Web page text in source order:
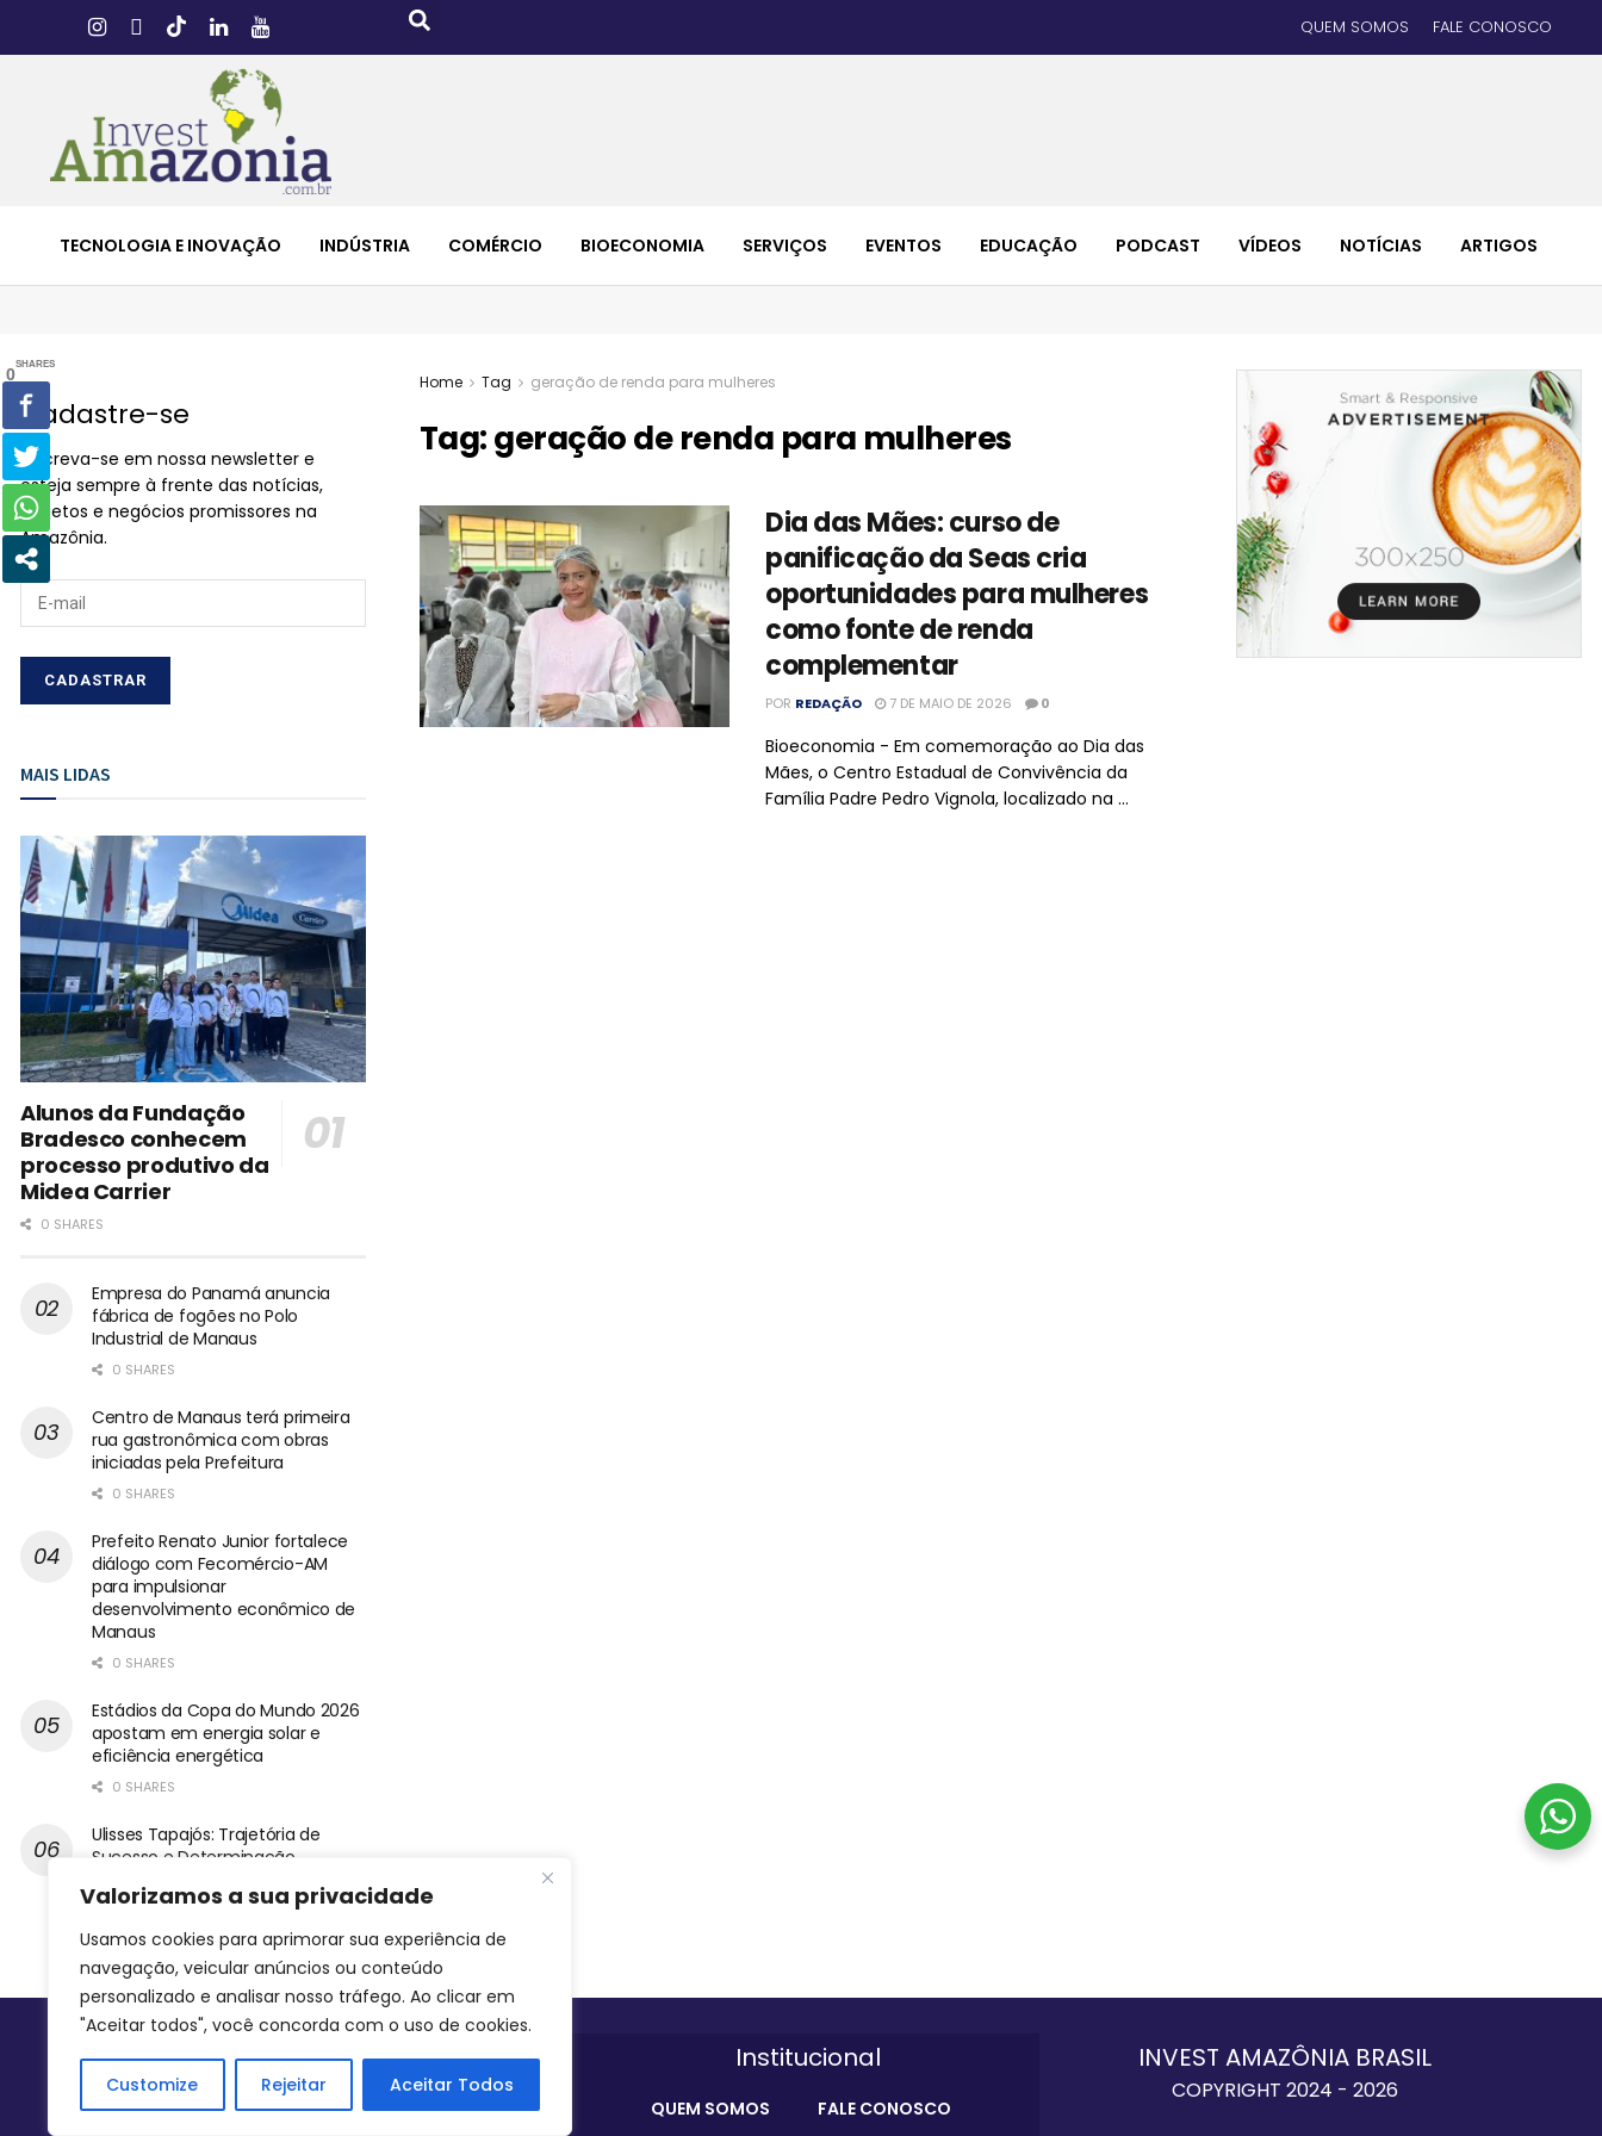
Valorizamos a sua privacidade
Usamos cookies para aprimorar sua experiência de
navegação, veicular anúncios ou conteúdo
personalizado e analisar nosso tráfego. Ao clicar em
"Aceitar todos", você concorda com o uso de cookies.
Customize Rejeitar Aceitar Todos
QUEM SOMOS FALE CONOSCO
TECNOLOGIA E INOVAÇÃO INDÚSTRIA COMÉRCIO BIOECONOMIA SERVIÇOS EVENTOS EDUCAÇÃO PODCAST VÍDEOS NOTÍCIAS ARTIGOS
Home Tag geração de renda para mulheres
Tag:geração de renda para mulheres
Dia das Mães: curso de
panificação da Seas cria
oportunidades para mulheres
como fonte de renda
complementar
POR REDAÇÃO 7 DE MAIO DE 2026 0
Bioeconomia - Em comemoração ao Dia das
Mães, o Centro Estadual de Convivência da
Família Padre Pedro Vignola, localizado na ...
Cadastre-se
Inscreva-se em nossa newsletter e
esteja sempre à frente das notícias,
projetos e negócios promissores na
Amazônia.
MAIS LIDAS
Alunos da Fundação
Bradesco conhecem
processo produtivo da
Midea Carrier
0 SHARES
Empresa do Panamá anuncia
fábrica de fogões no Polo
Industrial de Manaus
0 SHARES
Centro de Manaus terá primeira
rua gastronômica com obras
iniciadas pela Prefeitura
0 SHARES
Prefeito Renato Junior fortalece
diálogo com Fecomércio-AM
para impulsionar
desenvolvimento econômico de
Manaus
0 SHARES
Estádios da Copa do Mundo 2026
apostam em energia solar e
eficiência energética
0 SHARES
Ulisses Tapajós: Trajetória de
Sucesso e Determinação
0 SHARES
Siga-nos Institucional
QUEM SOMOS FALE CONOSCO
INVEST AMAZÔNIA BRASIL
COPYRIGHT 2024 - 2026
0
SHARES